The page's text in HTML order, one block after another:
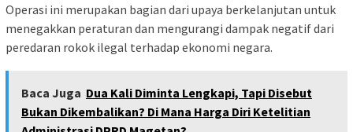
Operasi ini merupakan bagian dari upaya berkelanjutan untuk
menegakkan peraturan dan mengurangi dampak negatif dari
peredaran rokok ilegal terhadap ekonomi negara.
Baca Juga Dua Kali Diminta Lengkapi, Tapi Disebut
Bukan Dikembalikan? Di Mana Harga Diri Ketelitian